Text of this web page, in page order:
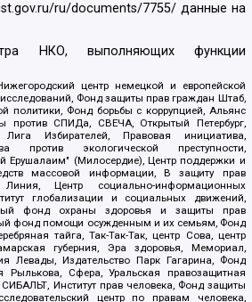
ru/documents/7755/ данные на
НКО, выполняющих функции
центр немецкой и европейской
исследований, Фонд защиты прав граждан Штаб,
политики, Фонд борьбы с коррупцией, Альянс
СПИДа, СВЕЧА, Открытый Петербург,
Лига Избирателей, Правовая инициатива,
против экологической преступности,
Ерушалаим" (Милосердие), Центр поддержки и
массовой информации, В защиту прав
Центр социально-информационных
глобализации и социальных движений,
фонд охраны здоровья и защиты прав
фонд помощи осужденным и их семьям, Фонд
тайга, Так-Так-Так, центр Сова, центр
губерния, Эра здоровья, Мемориал,
Левады, Издательство Парк Гагарина, Фонд
Рылькова, Сфера, Уральская правозащитная
Институт прав человека, Фонд защиты
центр по правам человека,